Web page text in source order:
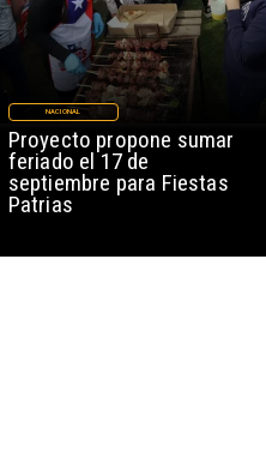
Proyecto propone sumar
feriado el 17 de
septiembre para Fiestas
Patrias
NACIONAL